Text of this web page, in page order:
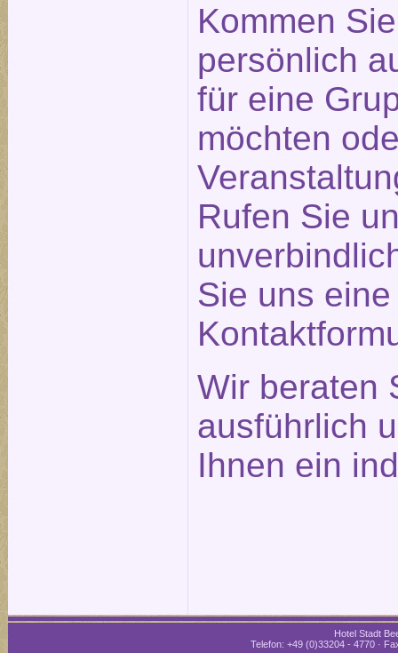
Kommen
persönlich
für eine
möchten
Rufen Sie
Sie uns
Wir beraten
ausführlich
Ihnen ein
Hotel Stadt
Telefon: +49 (0)33204 - 4770 ·